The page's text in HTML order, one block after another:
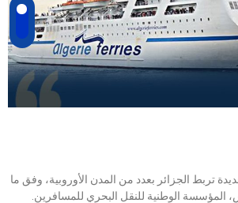
جديدة تربط الجزائر بعدد من المدن الأوروبية، وفق ما
المؤسسة الوطنية للنقل البحري للمسافرين.